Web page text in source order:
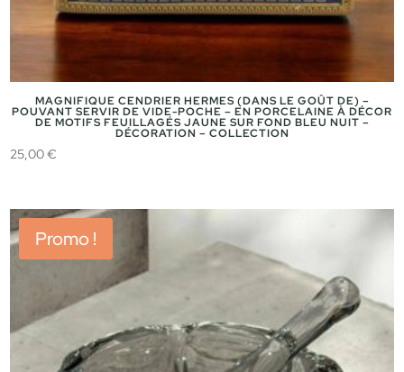
MAGNIFIQUE CENDRIER HERMES (DANS LE GOÛT DE) –
POUVANT SERVIR DE VIDE-POCHE – EN PORCELAINE À DÉCOR
DE MOTIFS FEUILLAGÉS JAUNE SUR FOND BLEU NUIT –
DÉCORATION – COLLECTION
25,00€
Promo !